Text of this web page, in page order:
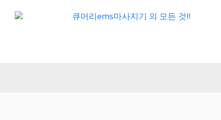
큐어리ems마사지기 의 모든 것!!